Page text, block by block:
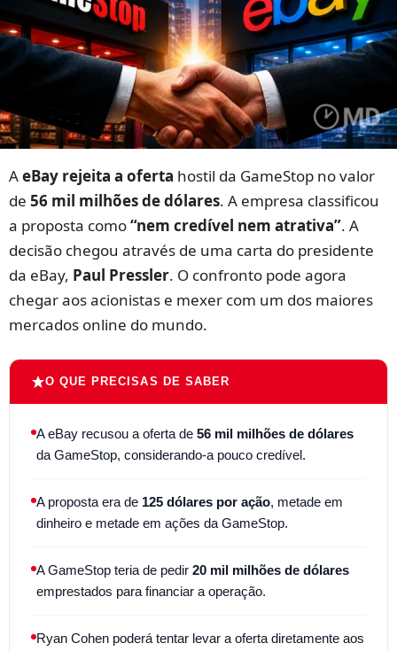
AeBay rejeita a oferta hostil da GameStop no valor
de 56 mil milhões de dólares. A empresa classificou
a proposta como“nem credível nem atrativa”. A
decisão chegou através de uma carta do presidente
da eBay, Paul Pressler. O confronto pode agora
chegar aos acionistas e mexer com um dos maiores
mercados online do mundo.
O QUE PRECISAS DE SABER
A eBay recusou a oferta de 56 mil milhões de dólares
da GameStop, considerando-a pouco credível.
A proposta era de 125 dólares por ação, metade em
dinheiro e metade em ações da GameStop.
A GameStop teria de pedir 20 mil milhões de dólares
emprestados para financiar a operação.
Ryan Cohen poderá tentar levar a oferta diretamente aos